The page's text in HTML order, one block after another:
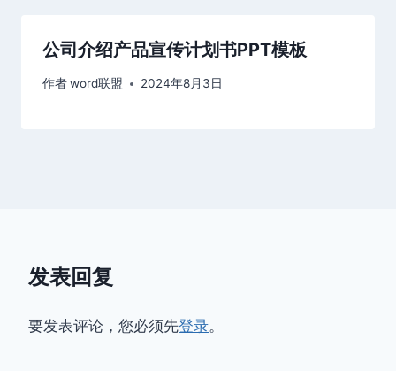
公司介绍产品宣传计划书PPT模板
作者word联盟 2024年8月3日
发表回复
要发表评论，您必须先登录。